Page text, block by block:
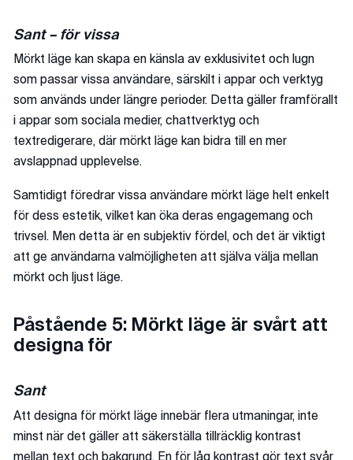
Sant – för vissa
Mörkt läge kan skapa en känsla av exklusivitet och lugn
som passar vissa användare, särskilt i appar och verktyg
som används under längre perioder. Detta gäller framförallt
i appar som sociala medier, chattverktyg och
textredigerare, där mörkt läge kan bidra till en mer
avslappnad upplevelse.
Samtidigt föredrar vissa användare mörkt läge helt enkelt
för dess estetik, vilket kan öka deras engagemang och
trivsel. Men detta är en subjektiv fördel, och det är viktigt
att ge användarna valmöjligheten att själva välja mellan
mörkt och ljust läge.
Påstående 5: Mörkt läge är svårt att
designa för
Sant
Att designa för mörkt läge innebär flera utmaningar, inte
minst när det gäller att säkerställa tillräcklig kontrast
mellan text och bakgrund. En för låg kontrast gör text svår